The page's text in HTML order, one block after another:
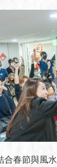
合春節與風